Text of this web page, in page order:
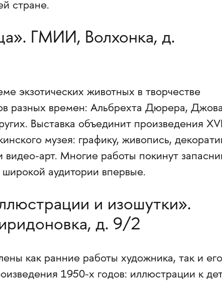
стране.
ГМИИ, Волхонка, д.
экзотических животных в творчестве
разных времен: Альбрехта Дюрера,
Выставка объединит произведения
музея: графику, живопись,
видео-арт. Многие работы покинут
аудитории впервые.
и изошутки».
д. 9/2
как ранние работы художника, так и его
1950-х годов: иллюстрации к